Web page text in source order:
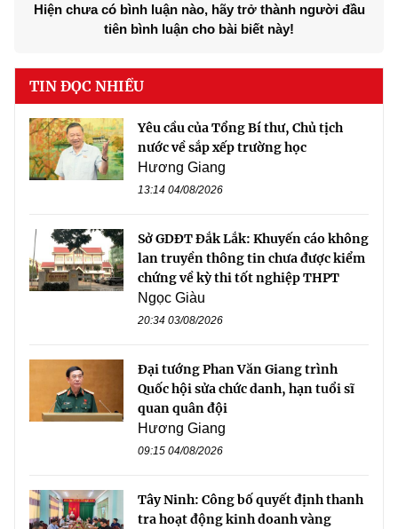
Hiện chưa có bình luận nào, hãy trở thành người đầu
tiên bình luận cho bài biết này!
TIN ĐỌC NHIỀU
Yêu cầu của Tổng Bí thư, Chủ tịch
nước về sắp xếp trường học
Hương Giang
13:14 04/08/2026
Sở GDĐT Đắk Lắk: Khuyến cáo không
lan truyền thông tin chưa được kiểm
chứng về kỳ thi tốt nghiệp THPT
Ngọc Giàu
20:34 03/08/2026
Đại tướng Phan Văn Giang trình
Quốc hội sửa chức danh, hạn tuổi sĩ
quan quân đội
Hương Giang
09:15 04/08/2026
Tây Ninh: Công bố quyết định thanh
tra hoạt động kinh doanh vàng